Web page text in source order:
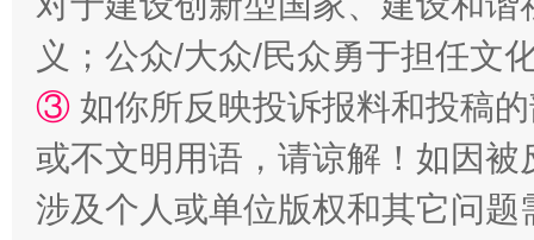
义；公众/大众/民众勇于担任文
③ 如你所反映投诉报料和投稿
或不文明用语，请谅解！如因
涉及个人或单位版权和其它问题